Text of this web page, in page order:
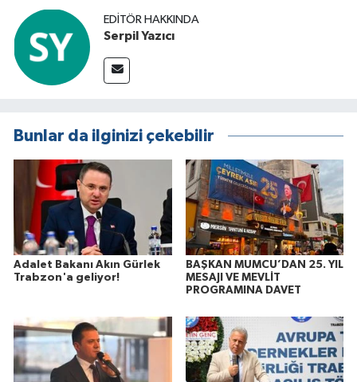
EDITÖR HAKKINDA
Serpil Yazıcı
Bunlar da ilginizi çekebilir
Adalet Bakanı Akın Gürlek
Trabzon'a geliyor!
BAŞKAN MUMCU’DAN 25. YIL
MESAJI VE MEVLİT
PROGRAMINA DAVET